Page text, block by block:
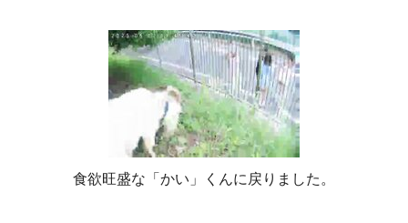
食欲旺盛な「かい」くんに戻りました。